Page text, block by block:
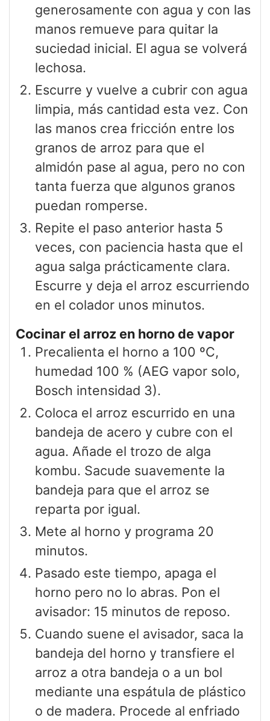
generosamente con agua y con las
manos remueve para quitar la
suciedad inicial. El agua se volverá
lechosa.
Escurre y vuelve a cubrir con agua
limpia, más cantidad esta vez. Con
las manos crea fricción entre los
granos de arroz para que el
almidón pase al agua, pero no con
tanta fuerza que algunos granos
puedan romperse.
Repite el paso anterior hasta 5
veces, con paciencia hasta que el
agua salga prácticamente clara.
Escurre y deja el arroz escurriendo
en el colador unos minutos.
Cocinar el arroz en horno de vapor
Precalienta el horno a 100 ºC,
humedad 100 % (AEG vapor solo,
Bosch intensidad 3).
Coloca el arroz escurrido en una
bandeja de acero y cubre con el
agua. Añade el trozo de alga
kombu. Sacude suavemente la
bandeja para que el arroz se
reparta por igual.
Mete al horno y programa 20
minutos.
Pasado este tiempo, apaga el
horno pero no lo abras. Pon el
avisador: 15 minutos de reposo.
Cuando suene el avisador, saca la
bandeja del horno y transfiere el
arroz a otra bandeja o a un bol
mediante una espátula de plástico
o de madera. Procede al enfriado